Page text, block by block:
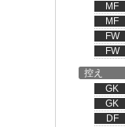
MF
MF
FW
FW
控え
GK
GK
DF